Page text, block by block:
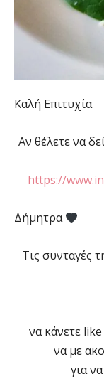
Καλή Επιτυχία
Αν θέλετε να
https://
Δήμητρα
Τις συνταγές
να κάνετε
να με
για